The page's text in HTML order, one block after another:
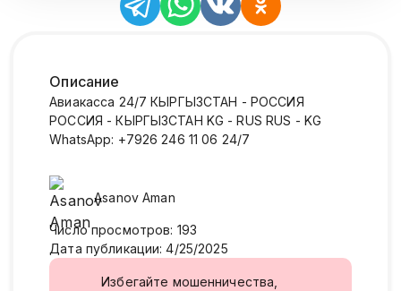
Описание
Авиакасса 24/7 КЫРГЫЗСТАН - РОССИЯ
РОССИЯ - КЫРГЫЗСТАН KG - RUS RUS - KG
WhatsApp: +7926 246 11 06 24/7
Asanov Aman
Число просмотров: 193
Дата публикации: 4/25/2025
Избегайте мошенничества,